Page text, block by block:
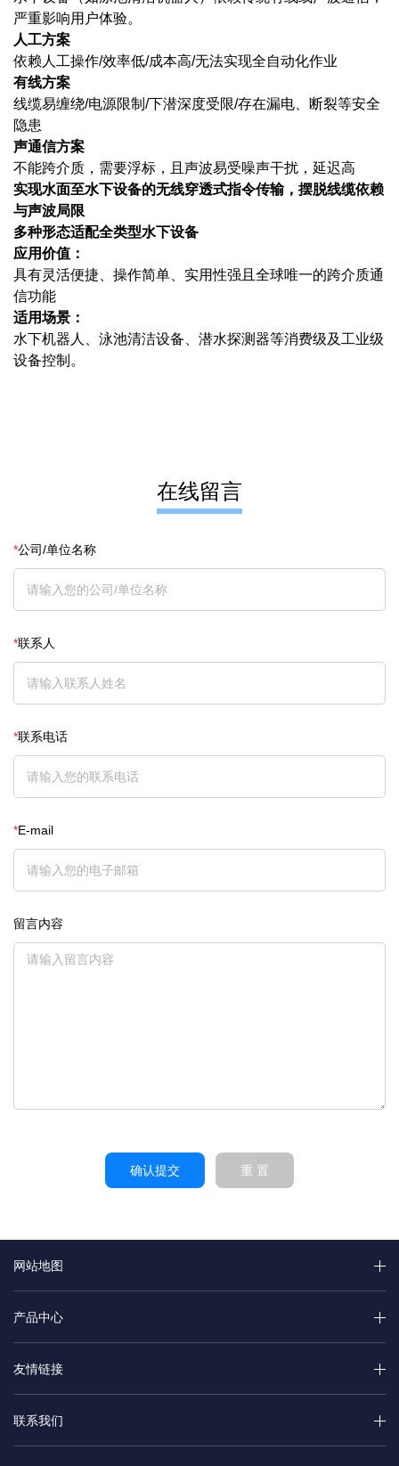
严重影响用户体验。
人工方案
依赖人工操作/效率低/成本高/无法实现全自动化作业
有线方案
线缆易缠绕/电源限制/下潜深度受限/存在漏电、断裂等安全
隐患
声通信方案
不能跨介质，需要浮标，且声波易受噪声干扰，延迟高
实现水面至水下设备的无线穿透式指令传输，摆脱线缆依赖
与声波局限
多种形态适配全类型水下设备
应用价值：
具有灵活便捷、操作简单、实用性强且全球唯一的跨介质通
信功能
适用场景：
水下机器人、泳池清洁设备、潜水探测器等消费级及工业级
设备控制。
在线留言
*公司/单位名称
*联系人
*联系电话
*E-mail
留言内容
确认提交 重 置
网站地图
产品中心
友情链接
联系我们